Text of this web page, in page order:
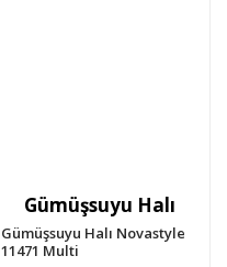
Gümüşsuyu Halı
Gümüşsuyu Halı Novastyle
11471 Multi